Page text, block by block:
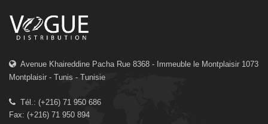
Avenue Khaireddine Pacha Rue 8368 - Immeuble le Montplaisir 1073
Montplaisir - Tunis - Tunisie
Tél.: (+216) 71 950 686
Fax: (+216) 71 950 894